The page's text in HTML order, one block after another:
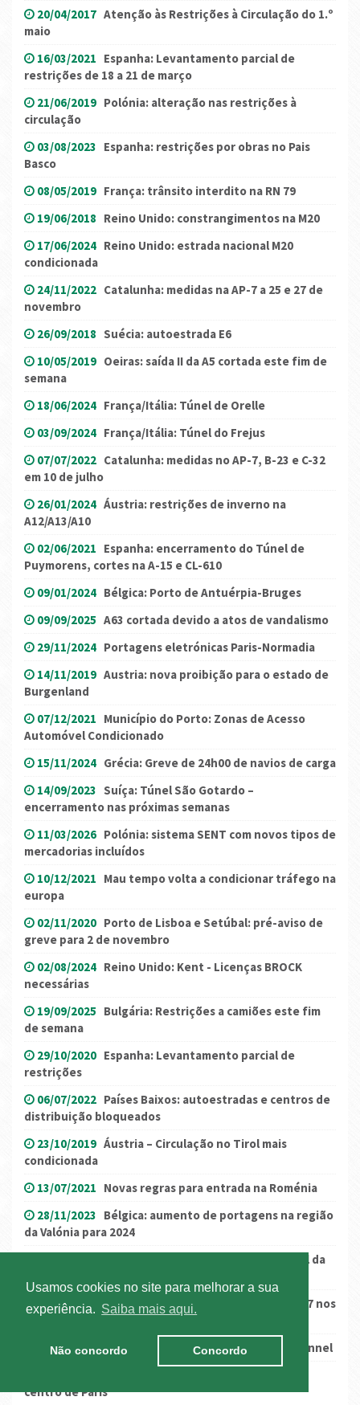
Usamos cookies no site para melhorar a sua
experiência.
Saiba mais aqui.
Não concordo Concordo
20/04/2017 Atenção às Restrições à Circulação do 1.º
maio
16/03/2021 Espanha: Levantamento parcial de
restrições de 18 a 21 de março
21/06/2019 Polónia: alteração nas restrições à
circulação
03/08/2023 Espanha: restrições por obras no Pais
Basco
08/05/2019 França: trânsito interdito na RN 79
19/06/2018 Reino Unido: constrangimentos na M20
17/06/2024 Reino Unido: estrada nacional M20
condicionada
24/11/2022 Catalunha: medidas na AP-7 a 25 e 27 de
novembro
26/09/2018 Suécia: autoestrada E6
10/05/2019 Oeiras: saída II da A5 cortada este fim de
semana
18/06/2024 França/Itália: Túnel de Orelle
03/09/2024 França/Itália: Túnel do Frejus
07/07/2022 Catalunha: medidas no AP-7, B-23 e C-32
em 10 de julho
26/01/2024 Áustria: restrições de inverno na
A12/A13/A10
02/06/2021 Espanha: encerramento do Túnel de
Puymorens, cortes na A-15 e CL-610
09/01/2024 Bélgica: Porto de Antuérpia-Bruges
09/09/2025 A63 cortada devido a atos de vandalismo
29/11/2024 Portagens eletrónicas Paris-Normadia
14/11/2019 Austria: nova proibição para o estado de
Burgenland
07/12/2021 Município do Porto: Zonas de Acesso
Automóvel Condicionado
15/11/2024 Grécia: Greve de 24h00 de navios de carga
14/09/2023 Suíça: Túnel São Gotardo –
encerramento nas próximas semanas
11/03/2026 Polónia: sistema SENT com novos tipos de
mercadorias incluídos
10/12/2021 Mau tempo volta a condicionar tráfego na
europa
02/11/2020 Porto de Lisboa e Setúbal: pré-aviso de
greve para 2 de novembro
02/08/2024 Reino Unido: Kent - Licenças BROCK
necessárias
19/09/2025 Bulgária: Restrições a camiões este fim
de semana
29/10/2020 Espanha: Levantamento parcial de
restrições
06/07/2022 Países Baixos: autoestradas e centros de
distribuição bloqueados
23/10/2019 Áustria – Circulação no Tirol mais
condicionada
13/07/2021 Novas regras para entrada na Roménia
28/11/2023 Bélgica: aumento de portagens na região
da Valónia para 2024
(Atualização) Galiza retirou Portugal da
10/11/2022
Catalunha: condicionamentos na AP-7 nos
dias 11 e 13 de novembro
19/07/2024 Holanda: Manutenção Heinenoordtunnel
centro de Paris